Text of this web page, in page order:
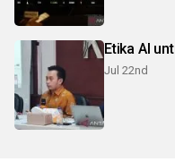
Etika AI
Jul 22nd